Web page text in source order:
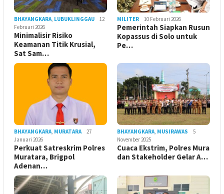
BHAYANGKARA, LUBUKLINGGAU
12
Februari 2026
Minimalisir Risiko
Keamanan Titik Krusial,
Sat Sam…
MILITER 10 Februari 2026
Pemerintah Siapkan Rusun
Kopassus di Solo untuk
Pe…
BHAYANGKARA, MURATARA
27
Januari 2026
Perkuat Satreskrim Polres
Muratara, Brigpol
Adenan…
BHAYANGKARA, MUSIRAWAS
5
November 2025
Cuaca Ekstrim, Polres Mura
dan Stakeholder Gelar A…